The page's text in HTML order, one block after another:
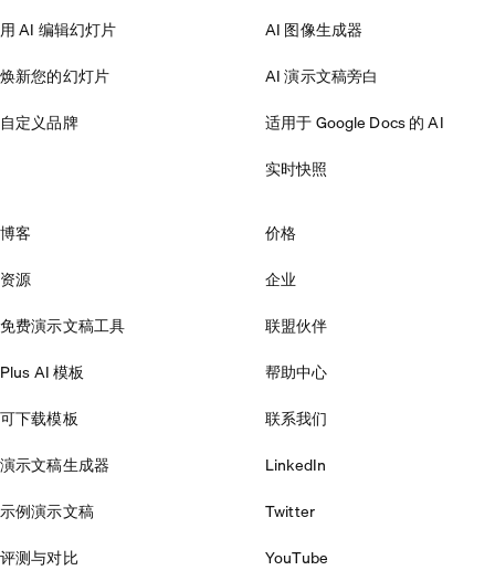
用 AI 编辑幻灯片
焕新您的幻灯片
自定义品牌
AI 图像生成器
AI 演示文稿旁白
适用于 Google Docs 的 AI
实时快照
博客
资源
免费演示文稿工具
Plus AI 模板
可下载模板
演示文稿生成器
示例演示文稿
评测与对比
价格
企业
联盟伙伴
帮助中心
联系我们
LinkedIn
Twitter
YouTube